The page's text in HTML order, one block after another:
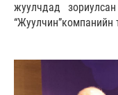
жуулчдад
“Жуулчин”компанийн